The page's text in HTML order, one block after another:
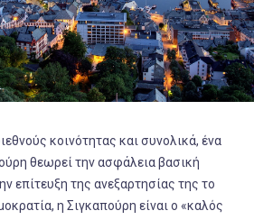
κοινότητας και συνολικά, ένα
θεωρεί την ασφάλεια βασική
επίτευξη της ανεξαρτησίας της το
η Σιγκαπούρη είναι ο «καλός